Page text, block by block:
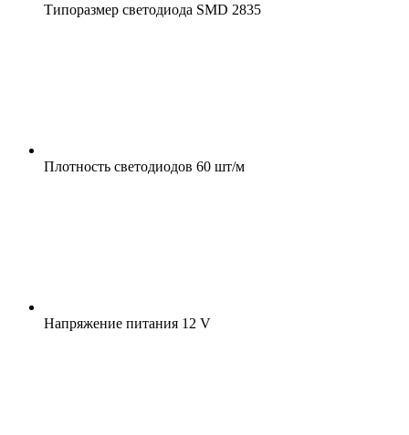
Типоразмер светодиода SMD 2835
Плотность светодиодов 60 шт/м
Напряжение питания 12 V